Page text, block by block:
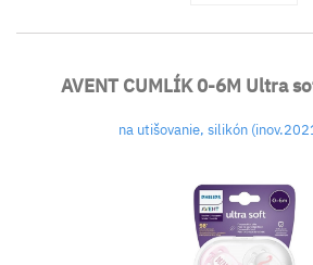
AVENT CUMLÍK 0-6M Ultra
na utišovanie, silikón